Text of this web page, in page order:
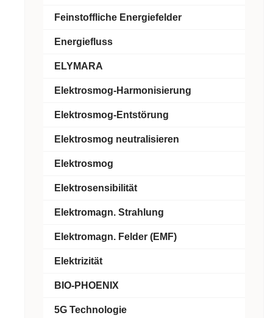
Feinstoffliche Energiefelder
Energiefluss
ELYMARA
Elektrosmog-Harmonisierung
Elektrosmog-Entstörung
Elektrosmog neutralisieren
Elektrosmog
Elektrosensibilität
Elektromagn. Strahlung
Elektromagn. Felder (EMF)
Elektrizität
BIO-PHOENIX
5G Technologie